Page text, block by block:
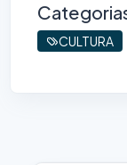
CULTURA